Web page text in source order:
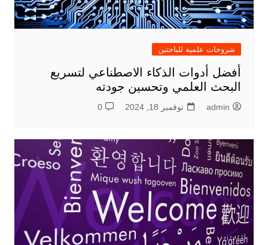
شروحات علمية للباحثين
أفضل أدوات الذكاء الاصطناعي لتسريع
البحث العلمي وتحسين جودته
admin نوفمبر 18, 2024 0